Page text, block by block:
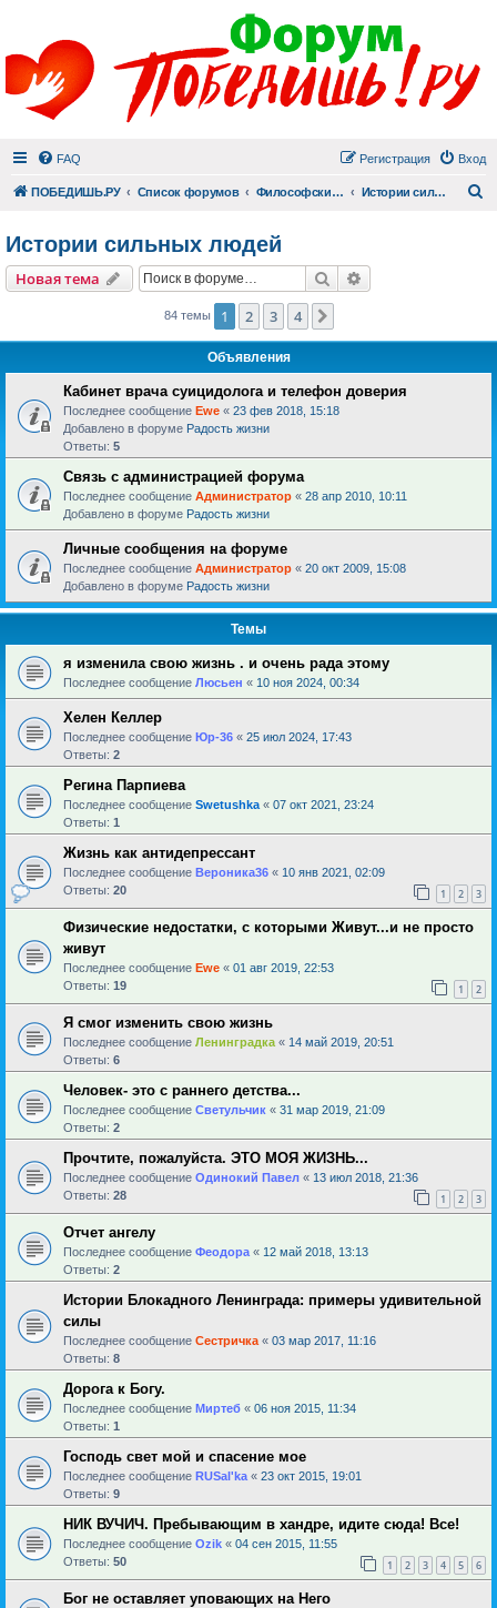
FAQ Вход
Регистрация
ПОБЕДИШЬ.РУ Список форумов Философский раздел Истории сильных людей
Истории сильных людей
Новая тема Поиск
84 темы 1 2 3 4
Объявления
Кабинет врача суицидолога и телефон доверия
Последнее сообщение Ewe « 23 фев 2018, 15:18
Добавлено в форуме Радость жизни
Ответы: 5
Связь с администрацией форума
Последнее сообщение Администратор « 28 апр 2010, 10:11
Добавлено в форуме Радость жизни
Личные сообщения на форуме
Последнее сообщение Администратор « 20 окт 2009, 15:08
Добавлено в форуме Радость жизни
Темы
я изменила свою жизнь . и очень рада этому
Последнее сообщение Люсьен « 10 ноя 2024, 00:34
Хелен Келлер
Последнее сообщение Юр-36 « 25 июл 2024, 17:43
Ответы: 2
Регина Парпиева
Последнее сообщение Swetushka « 07 окт 2021, 23:24
Ответы: 1
Жизнь как антидепрессант
Последнее сообщение Вероника36 « 10 янв 2021, 02:09
Ответы: 20 1 2 3
Физические недостатки, с которыми Живут...и не просто
живут
Последнее сообщение Ewe « 01 авг 2019, 22:53
Ответы: 19 1 2
Я смог изменить свою жизнь
Последнее сообщение Ленинградка « 14 май 2019, 20:51
Ответы: 6
Человек- это с раннего детства...
Последнее сообщение Светульчик « 31 мар 2019, 21:09
Ответы: 2
Прочтите, пожалуйста. ЭТО МОЯ ЖИЗНЬ...
Последнее сообщение Одинокий Павел « 13 июл 2018, 21:36
Ответы: 28 1 2 3
Отчет ангелу
Последнее сообщение Феодора « 12 май 2018, 13:13
Ответы: 2
Истории Блокадного Ленинграда: примеры удивительной
силы
Последнее сообщение Сестричка « 03 мар 2017, 11:16
Ответы: 8
Дорога к Богу.
Последнее сообщение Миртеб « 06 ноя 2015, 11:34
Ответы: 1
Господь свет мой и спасение мое
Последнее сообщение RUSal'ka « 23 окт 2015, 19:01
Ответы: 9
НИК ВУЧИЧ. Пребывающим в хандре, идите сюда! Все!
Последнее сообщение Ozik « 04 сен 2015, 11:55
Ответы: 50 1 2 3 4 5 6
Бог не оставляет уповающих на Него